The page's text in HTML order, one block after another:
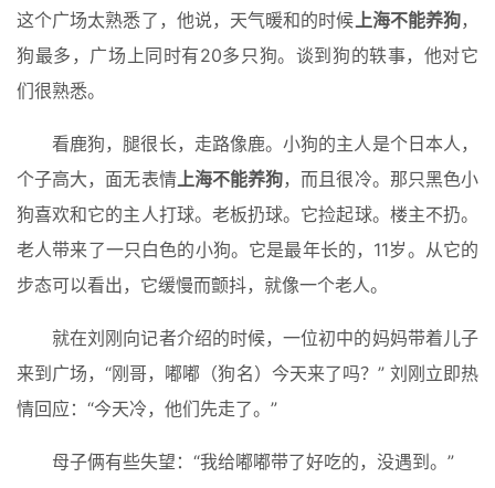
这个广场太熟悉了，他说，天气暖和的时候上海不能养狗，
狗最多，广场上同时有20多只狗。谈到狗的轶事，他对它
们很熟悉。
看鹿狗，腿很长，走路像鹿。小狗的主人是个日本人，
个子高大，面无表情上海不能养狗，而且很冷。那只黑色小
狗喜欢和它的主人打球。老板扔球。它捡起球。楼主不扔。
老人带来了一只白色的小狗。它是最年长的，11岁。从它的
步态可以看出，它缓慢而颤抖，就像一个老人。
就在刘刚向记者介绍的时候，一位初中的妈妈带着儿子
来到广场，“刚哥，嘟嘟（狗名）今天来了吗？” 刘刚立即热
情回应：“今天冷，他们先走了。”
母子俩有些失望：“我给嘟嘟带了好吃的，没遇到。”